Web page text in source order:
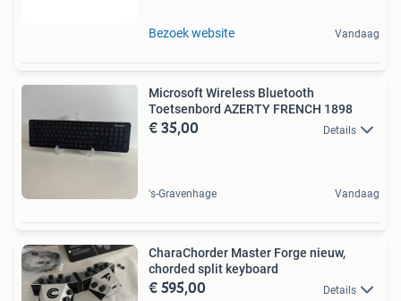
Bezoek website Vandaag
Microsoft Wireless Bluetooth
Toetsenbord AZERTY FRENCH 1898
€ 35,00 Details
's-Gravenhage Vandaag
CharaChorder Master Forge nieuw,
chorded split keyboard
€ 595,00 Details